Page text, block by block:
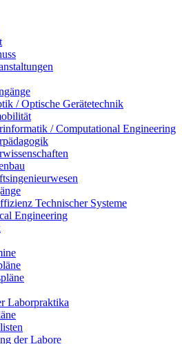
/ Optische Gerätetechnik
/ Computational Engineering
Technischer Systeme
Engineering
Laborpraktika
der Labore